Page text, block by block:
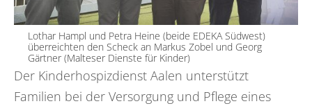
Lothar Hampl und Petra Heine (beide EDEKA Südwest)
überreichten den Scheck an Markus Zobel und Georg
Gärtner (Malteser Dienste für Kinder)
Der Kinderhospizdienst Aalen unterstützt
Familien bei der Versorgung und Pflege eines